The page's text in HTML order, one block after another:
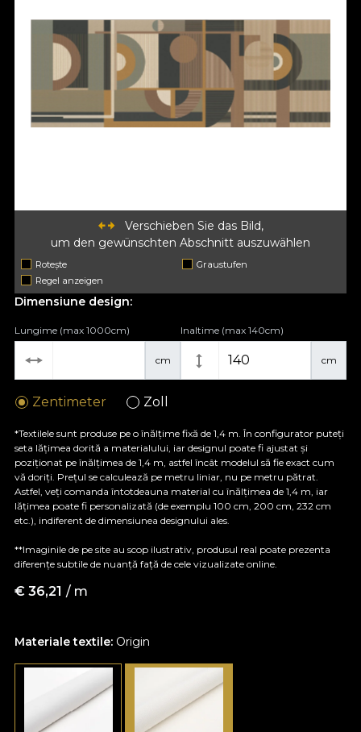
Verschieben Sie das Bild,
um den gewünschten Abschnitt auszuwählen
Rotește
Graustufen
Regel anzeigen
Materiale textile: Origin
Dimensiune design:
cm
Lungime (max 1000cm)
cm
Inaltime (max 140cm)
Zentimeter Zoll
*Textilele sunt produse pe o înălțime fixă de 1,4 m. În configurator puteți
seta lățimea dorită a materialului, iar designul poate fi ajustat și
poziționat pe înălțimea de 1,4 m, astfel încât modelul să fie exact cum
vă doriți. Prețul se calculează pe metru liniar, nu pe metru pătrat.
Astfel, veți comanda întotdeauna material cu înălțimea de 1,4 m, iar
lățimea poate fi personalizată (de exemplu 100 cm, 200 cm, 232 cm
etc.), indiferent de dimensiunea designului ales.
**Imaginile de pe site au scop ilustrativ, produsul real poate prezenta
diferențe subtile de nuanță față de cele vizualizate online.
€ 36,21 / m